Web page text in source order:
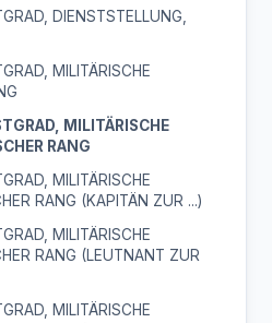
DIENSTSTELLUNG,
MILITÄRISCHE
MILITÄRISCHE
RANG
MILITÄRISCHE
RANG (KAPITÄN ZUR ...)
MILITÄRISCHE
RANG (LEUTNANT ZUR
MILITÄRISCHE